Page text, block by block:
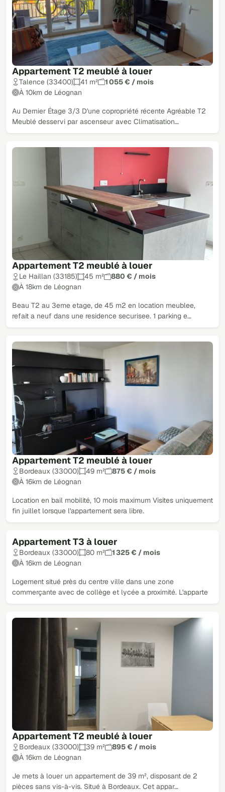
Appartement T2 meublé à louer
Talence (33400) 41 m²
1 055 € / mois
À 10km de Léognan
Au Dernier Étage 3/3 D'une copropriété récente Agréable T2
Meublé desservi par ascenseur avec Climatisation…
Appartement T2 meublé à louer
Le Haillan (33185) 45 m²
880 € / mois
À 18km de Léognan
Beau T2 au 3eme etage, de 45 m2 en location meublee,
refait a neuf dans une residence securisee. 1 parking e…
Appartement T2 meublé à louer
Bordeaux (33000) 49 m²
875 € / mois
À 16km de Léognan
Location en bail mobilité, 10 mois maximum Visites uniquement
fin juillet lorsque l'appartement sera libre.
Appartement T3 à louer
Bordeaux (33000) 80 m²
1 325 € / mois
À 16km de Léognan
Logement situé près du centre ville dans une zone
commerçante avec de collège et lycée a proximité. L'apparte
Appartement T2 meublé à louer
Bordeaux (33000) 39 m²
895 € / mois
À 16km de Léognan
Je mets à louer un appartement de 39 m², disposant de 2
pièces sans vis-à-vis. Situé à Bordeaux. Cet appar…